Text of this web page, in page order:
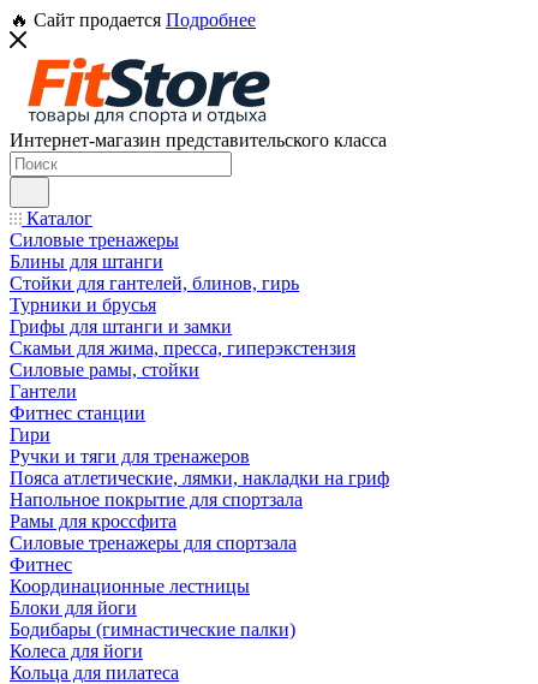
🔥 Сайт продается Подробнее
Интернет-магазин представительского класса
Каталог
Силовые тренажеры
Блины для штанги
Стойки для гантелей, блинов, гирь
Турники и брусья
Грифы для штанги и замки
Скамьи для жима, пресса, гиперэкстензия
Силовые рамы, стойки
Гантели
Фитнес станции
Гири
Ручки и тяги для тренажеров
Пояса атлетические, лямки, накладки на гриф
Напольное покрытие для спортзала
Рамы для кроссфита
Силовые тренажеры для спортзала
Фитнес
Координационные лестницы
Блоки для йоги
Бодибары (гимнастические палки)
Колеса для йоги
Кольца для пилатеса